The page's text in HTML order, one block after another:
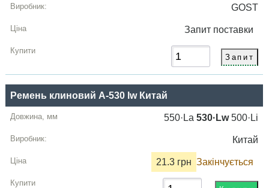
GOST
Запит поставки
Ремень клиновий A-530 lw Китай
550·La530·Lw500·Li
Китай
21.3 грн Закінчується